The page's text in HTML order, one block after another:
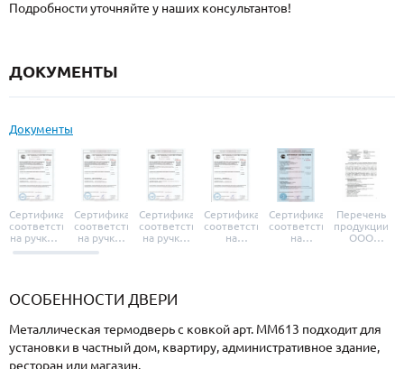
Подробности уточняйте у наших консультантов!
ДОКУМЕНТЫ
Документы
Сертификат
соответствия
на ручки и
броненакладки
Сертификат
соответствия
на ручки-
защелки
Сертификат
соответствия
на ручки-
Сертификат
соответствия
на
Сертификат
соответствия
на
Перечень
продукции
ООО
ОСОБЕННОСТИ ДВЕРИ
Металлическая термодверь с ковкой арт. ММ613 подходит для
установки в частный дом, квартиру, административное здание,
ресторан или магазин.